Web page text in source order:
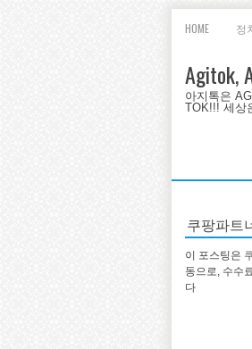
HOME 정
아지톡은
TOK!!! 세상
쿠팡파트
이 포스팅은
동으로, 수수
다